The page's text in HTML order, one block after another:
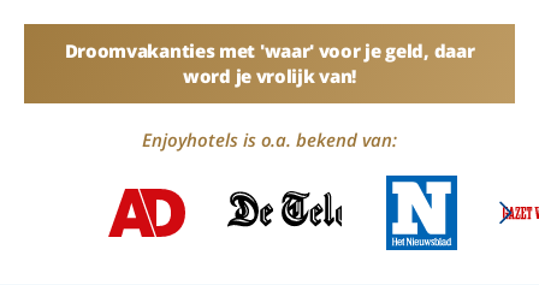
Droomvakanties met 'waar' voor je geld, daar
word je vrolijk van!
Enjoyhotels is o.a. bekend van: